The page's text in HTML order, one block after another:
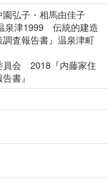
弘子・相馬由佳子
津1999 伝統的建造
査報告書』温泉津町
員会 2018『内藤家住
書』